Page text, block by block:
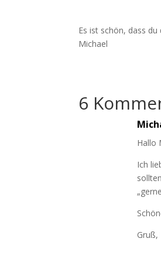
Es ist schön, dass du
Michael
6
Hallo
Ich
Gruß,